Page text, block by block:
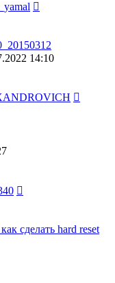
14:10
сделать hard reset